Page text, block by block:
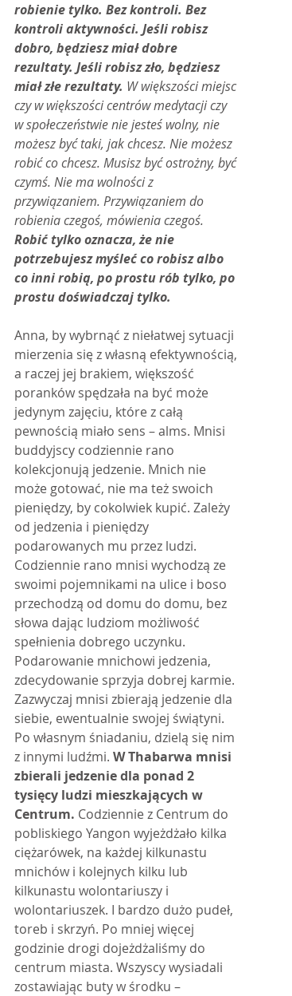
robienie tylko. Bez kontroli. Bez
kontroli aktywności. Jeśli robisz
dobro, będziesz miał dobre
rezultaty. Jeśli robisz zło, będziesz
miał złe rezultaty. W większości miejsc
czy w większości centrów medytacji czy
w społeczeństwie nie jesteś wolny, nie
możesz być taki, jak chcesz. Nie możesz
robić co chcesz. Musisz być ostrożny, być
czymś. Nie ma wolności z
przywiązaniem. Przywiązaniem do
robienia czegoś, mówienia czegoś.
Robić tylko oznacza, że nie
potrzebujesz myśleć co robisz albo
co inni robią, po prostu rób tylko, po
prostu doświadczaj tylko.
Anna, by wybrnąć z niełatwej sytuacji
mierzenia się z własną efektywnością,
a raczej jej brakiem, większość
poranków spędzała na być może
jedynym zajęciu, które z całą
pewnością miało sens – alms. Mnisi
buddyjscy codziennie rano
kolekcjonują jedzenie. Mnich nie
może gotować, nie ma też swoich
pieniędzy, by cokolwiek kupić. Zależy
od jedzenia i pieniędzy
podarowanych mu przez ludzi.
Codziennie rano mnisi wychodzą ze
swoimi pojemnikami na ulice i boso
przechodzą od domu do domu, bez
słowa dając ludziom możliwość
spełnienia dobrego uczynku.
Podarowanie mnichowi jedzenia,
zdecydowanie sprzyja dobrej karmie.
Zazwyczaj mnisi zbierają jedzenie dla
siebie, ewentualnie swojej świątyni.
Po własnym śniadaniu, dzielą się nim
z innymi ludźmi. W Thabarwa mnisi
zbierali jedzenie dla ponad 2
tysięcy ludzi mieszkających w
Centrum. Codziennie z Centrum do
pobliskiego Yangon wyjeżdżało kilka
ciężarówek, na każdej kilkunastu
mnichów i kolejnych kilku lub
kilkunastu wolontariuszy i
wolontariuszek. I bardzo dużo pudeł,
toreb i skrzyń. Po mniej więcej
godzinie drogi dojeżdżaliśmy do
centrum miasta. Wszyscy wysiadali
zostawiając buty w środku –